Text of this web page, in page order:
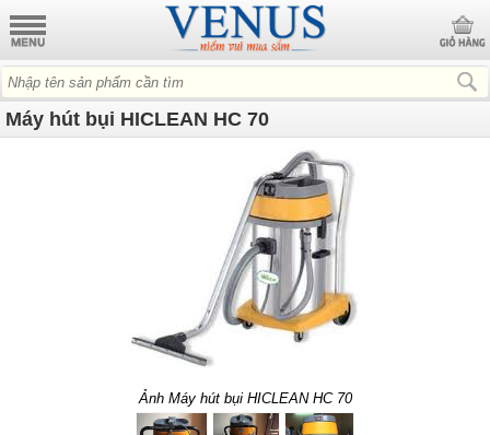
Máy hút bụi HICLEAN HC 70
Ảnh Máy hút bụi HICLEAN HC 70